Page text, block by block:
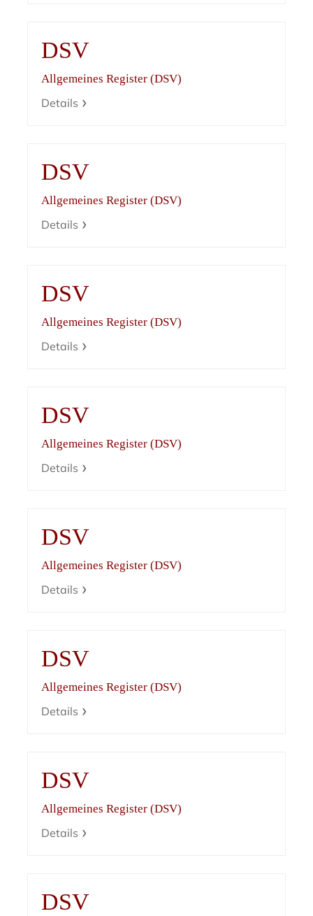
DSV
Allgemeines Register (DSV)
Details
DSV
Allgemeines Register (DSV)
Details
DSV
Allgemeines Register (DSV)
Details
DSV
Allgemeines Register (DSV)
Details
DSV
Allgemeines Register (DSV)
Details
DSV
Allgemeines Register (DSV)
Details
DSV
Allgemeines Register (DSV)
Details
DSV